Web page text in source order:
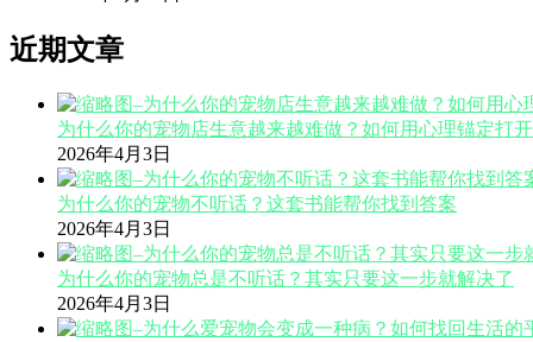
近期文章
为什么你的宠物店生意越来越难做？如何用心理锚定打
2026年4月3日
为什么你的宠物不听话？这套书能帮你找到答案
2026年4月3日
为什么你的宠物总是不听话？其实只要这一步就解决了
2026年4月3日